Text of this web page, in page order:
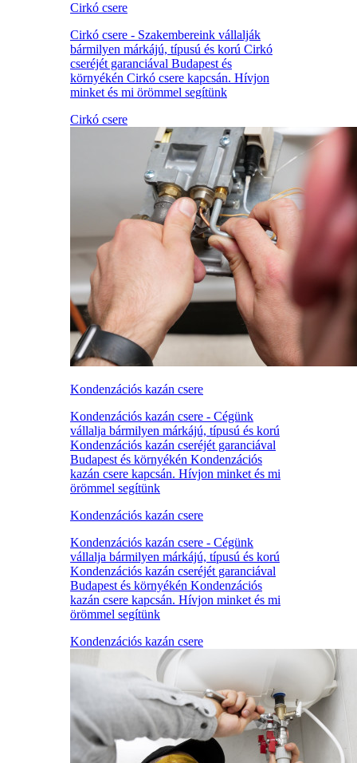
Cirkó csere
Cirkó csere - Szakembereink vállalják
bármilyen márkájú, típusú és korú Cirkó
cseréjét garanciával Budapest és
környékén Cirkó csere kapcsán. Hívjon
minket és mi örömmel segítünk
Cirkó csere
Kondenzációs kazán csere
Kondenzációs kazán csere - Cégünk
vállalja bármilyen márkájú, típusú és korú
Kondenzációs kazán cseréjét garanciával
Budapest és környékén Kondenzációs
kazán csere kapcsán. Hívjon minket és mi
örömmel segítünk
Kondenzációs kazán csere
Kondenzációs kazán csere - Cégünk
vállalja bármilyen márkájú, típusú és korú
Kondenzációs kazán cseréjét garanciával
Budapest és környékén Kondenzációs
kazán csere kapcsán. Hívjon minket és mi
örömmel segítünk
Kondenzációs kazán csere